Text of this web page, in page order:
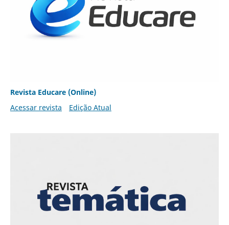
Revista Educare (Online)
Acessar revista
Edição Atual